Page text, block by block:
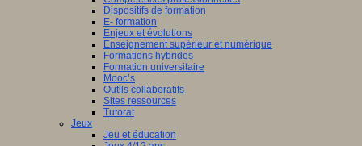
Dispositifs de formation
E- formation
Enjeux et évolutions
Enseignement supérieur et numérique
Formations hybrides
Formation universitaire
Mooc’s
Outils collaboratifs
Sites ressources
Tutorat
Jeux
Jeu et éducation